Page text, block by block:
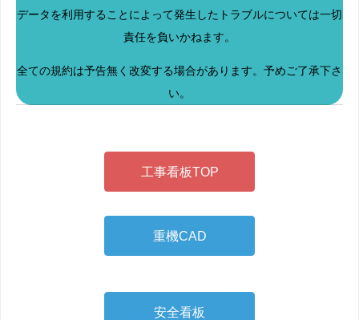
データを利用することによって発生したトラブルについては一切
責任を負いかねます。
全ての規約は予告無く改変する場合があります。予めご了承下さ
い。
工事看板TOP
重機CAD
安全看板